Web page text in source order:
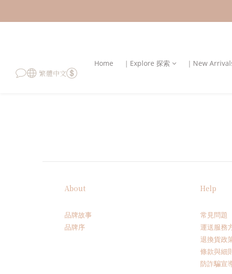
繁體中文
Home ｜Explore 探索 ｜New
About
品牌故事
品牌序
Help
常見問題
運送服務
退換貨政
條款與細
防詐騙宣